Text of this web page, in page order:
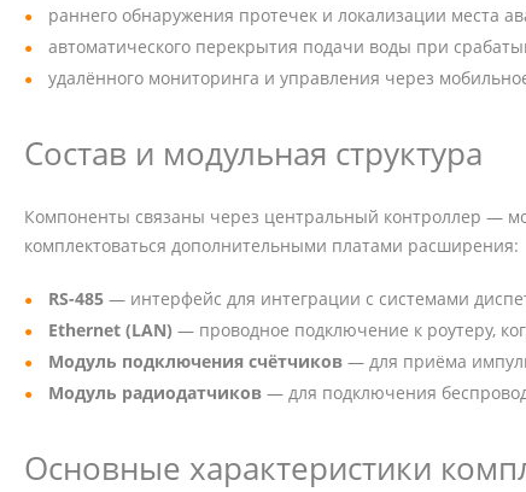
раннего обнаружения протечек и локализации места
автоматического перекрытия подачи воды при
удалённого мониторинга и управления через
Состав и модульная структура
Компоненты связаны через центральный контроллер —
комплектоваться дополнительными платами расширения:
RS-485 — интерфейс для интеграции с системами
Ethernet (LAN) — проводное подключение к роутеру,
Модуль подключения счётчиков — для приёма
Модуль радиодатчиков — для подключения
Основные характеристики